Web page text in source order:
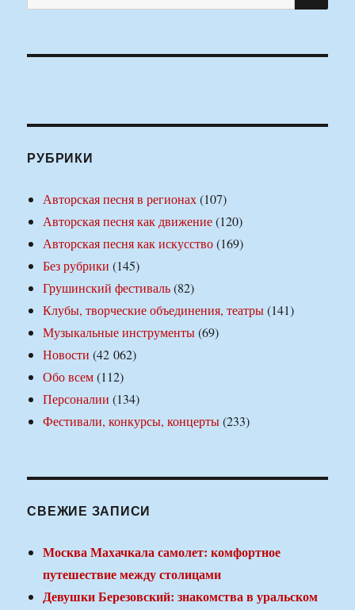
РУБРИКИ
Авторская песня в регионах(107)
Авторская песня как движение(120)
Авторская песня как искусство(169)
Без рубрики (145)
Грушинский фестиваль(82)
Клубы, творческие объединения, театры(141)
Музыкальные инструменты(69)
Новости (42 062)
Обо всем(112)
Персоналии (134)
Фестивали, конкурсы, концерты(233)
СВЕЖИЕ ЗАПИСИ
Москва Махачкала самолет: комфортное
путешествие между столицами
Девушки Березовский: знакомства в уральском